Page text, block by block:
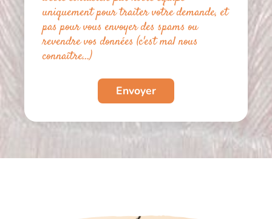
uniquement pour traiter votre demande, et
pas pour vous envoyer des spams ou
revendre vos données (c'est mal nous
connaître...)
Envoyer